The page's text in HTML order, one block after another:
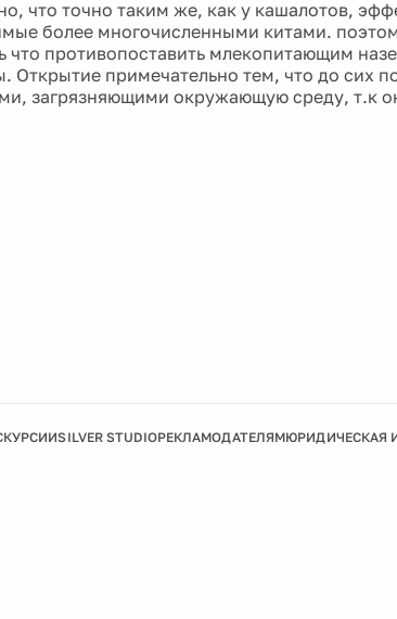
что точно таким же, как у кашалотов,
более многочисленными китами.
что противопоставить млекопитающим
Открытие примечательно тем, что до сих
загрязняющими окружающую среду, т.к
SILVER STUDIOРЕКЛАМОДАТЕЛЯМЮРИДИЧЕСКАЯ